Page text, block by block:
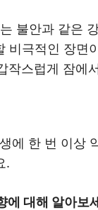
불안과 같은
비극적인 장면
작스럽게 잠에
에 한 번 이상
.
에 대해 알아보